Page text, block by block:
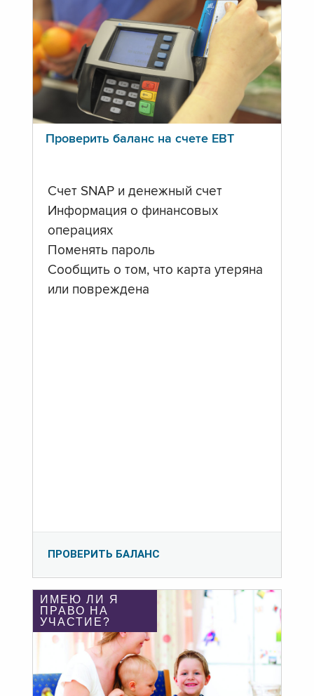
Проверить баланс на счете ЕВТ
Счет SNAP и денежный счет
Информация о финансовых
операциях
Поменять пароль
Сообщить о том, что карта утеряна
или повреждена
ПРОВЕРИТЬ БАЛАНС
ИМЕЮ ЛИ Я
ПРАВО НА
УЧАСТИЕ?